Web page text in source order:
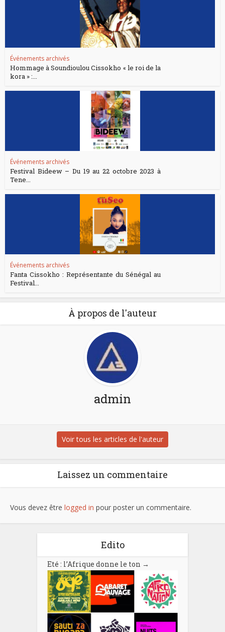
Événements archivés
Hommage à Soundioulou Cissokho « le roi de la
kora » :...
Événements archivés
Festival Bideew – Du 19 au 22 octobre 2023 à
Tene...
Événements archivés
Fanta Cissokho : Représentante du Sénégal au
Festival...
À propos de l'auteur
admin
Voir tous les articles de l'auteur
Laissez un commentaire
Vous devez être logged in pour poster un commentaire.
Edito
Eté : l’Afrique donne le ton →